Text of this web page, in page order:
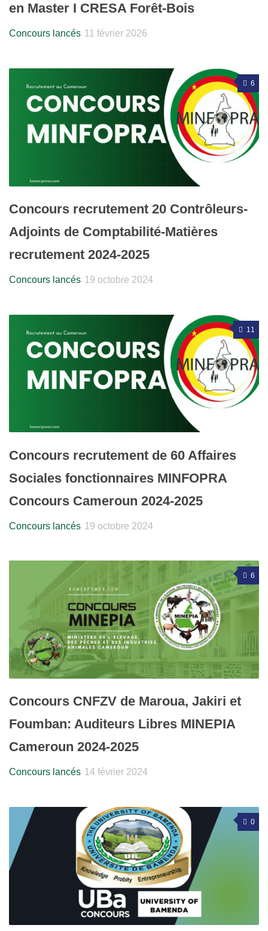
en Master I CRESA Forêt-Bois
Concours lancés 11 février 2026
6
Concours recrutement 20 Contrôleurs-
Adjoints de Comptabilité-Matières
recrutement 2024-2025
Concours lancés 19 octobre 2024
11
Concours recrutement de 60 Affaires
Sociales fonctionnaires MINFOPRA
Concours Cameroun 2024-2025
Concours lancés 19 octobre 2024
6
Concours CNFZV de Maroua, Jakiri et
Foumban: Auditeurs Libres MINEPIA
Cameroun 2024-2025
Concours lancés 14 février 2024
0